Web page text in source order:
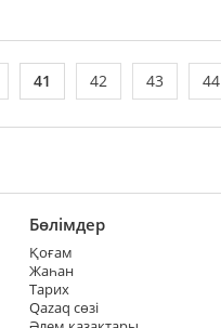
41 42 43 44
Бөлімдер
Қоғам
Жаһан
Тарих
Qazaq сөзі